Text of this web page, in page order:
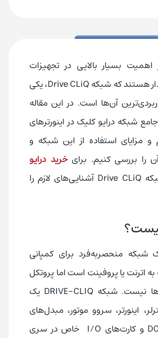
اهمیت بسیار بالایی در تجهیزات
صنعتی زیمنس برخوردار هستند که شبکه Drive CLiQ، یکی
آن‌ها است. در این مقاله
شبکه درایو کلیک در اینورترهای
و مزایای استفاده از این شبکه و
را بررسی کنیم. برای خرید درایو
باید با شبکه Drive CLiQ آشنایی‌های لازم را
شبکه منحصربه‌فرد برای کمپانی
اترنت یا پروفینت است اما پروتکل
درایو کلیک شبیه آن‌ها نیست. شبکه DRIVE-CLIQ یک
اینورتر، سروو موتور، مبدل‌های
انکودر، ماژول تغدیه DC و کارت‌های I/O خاص در سری